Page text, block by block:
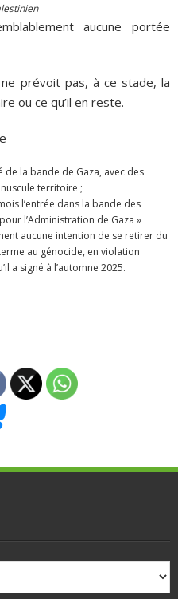
aucune portée
prévoit pas, à ce stade, la
ou ce qu’il en reste.
de la bande de Gaza, avec des
territoire ;
l’entrée dans la bande des
l’Administration de Gaza »
aucune intention de se retirer du
au génocide, en violation
a signé à l’automne 2025.